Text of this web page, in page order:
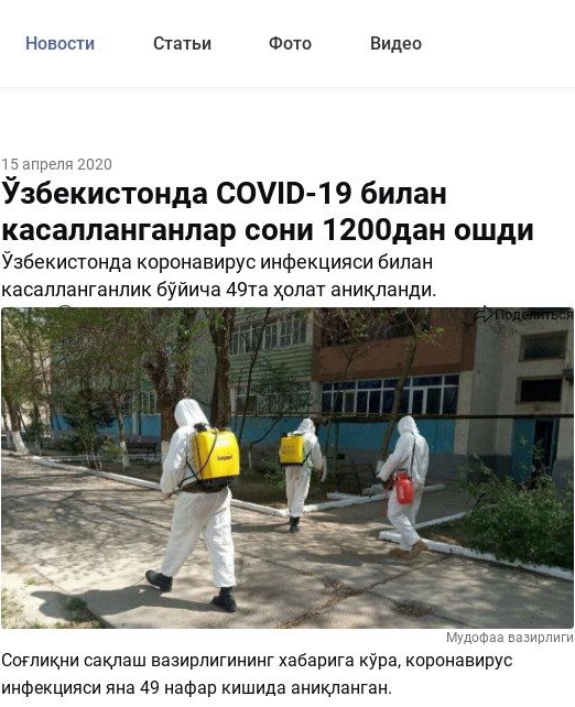
Новости Статьи Фото Видео
15 апреля 2020
Ўзбекистонда COVID-19 билан
касалланганлар сони 1200дан ошди
Ўзбекистонда коронавирус инфекцияси билан
касалланганлик бўйича 49та ҳолат аниқланди.
1645 0 Поделиться
Мудофаа вазирлиги
Соғлиқни сақлаш вазирлигининг хабарига кўра, коронавирус
инфекцияси яна 49 нафар кишида аниқланган.